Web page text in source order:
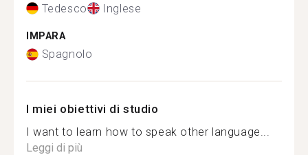
Tedesco Inglese
IMPARA
Spagnolo
I miei obiettivi di studio
I want to learn how to speak other language...
Leggi di più